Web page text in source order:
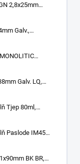
2,8x25mm
box + plyn
Galv.,
75m²/rola
Galv. LQ,
ks/box
Tjep 80ml,
Paslode IM45
BK BR,